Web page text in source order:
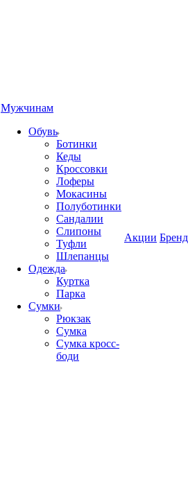
Мужчинам
Обувь
Ботинки
Кеды
Кроссовки
Лоферы
Мокасины
Полуботинки
Сандалии
Слипоны
Туфли
Шлепанцы
Одежда
Куртка
Парка
Сумки
Рюкзак
Сумка
Сумка кросс-
боди
Акции